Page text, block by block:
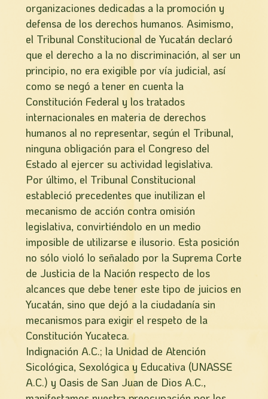
organizaciones dedicadas a la promoción y
defensa de los derechos humanos. Asimismo,
el Tribunal Constitucional de Yucatán declaró
que el derecho a la no discriminación, al ser un
principio, no era exigible por vía judicial, así
como se negó a tener en cuenta la
Constitución Federal y los tratados
internacionales en materia de derechos
humanos al no representar, según el Tribunal,
ninguna obligación para el Congreso del
Estado al ejercer su actividad legislativa.
Por último, el Tribunal Constitucional
estableció precedentes que inutilizan el
mecanismo de acción contra omisión
legislativa, convirtiéndolo en un medio
imposible de utilizarse e ilusorio. Esta posición
no sólo violó lo señalado por la Suprema Corte
de Justicia de la Nación respecto de los
alcances que debe tener este tipo de juicios en
Yucatán, sino que dejó a la ciudadanía sin
mecanismos para exigir el respeto de la
Constitución Yucateca.
Indignación A.C.; la Unidad de Atención
Sicológica, Sexológica y Educativa (UNASSE
A.C.) y Oasis de San Juan de Dios A.C.,